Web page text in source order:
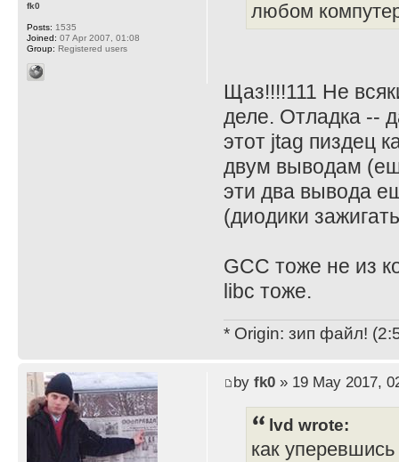
любом
Щаз!!!!111 Не
деле. Отладка --
этот jtag пиздец
двум выводам
эти два вывода
(диодики
GCC тоже не из
libc тоже.
* Origin: зип файл!
fk0
Posts: 1535
Joined: 07 Apr 2007, 01:08
Group: Registered users
by fk0» 19 May 2017,
lvd wrote:
как